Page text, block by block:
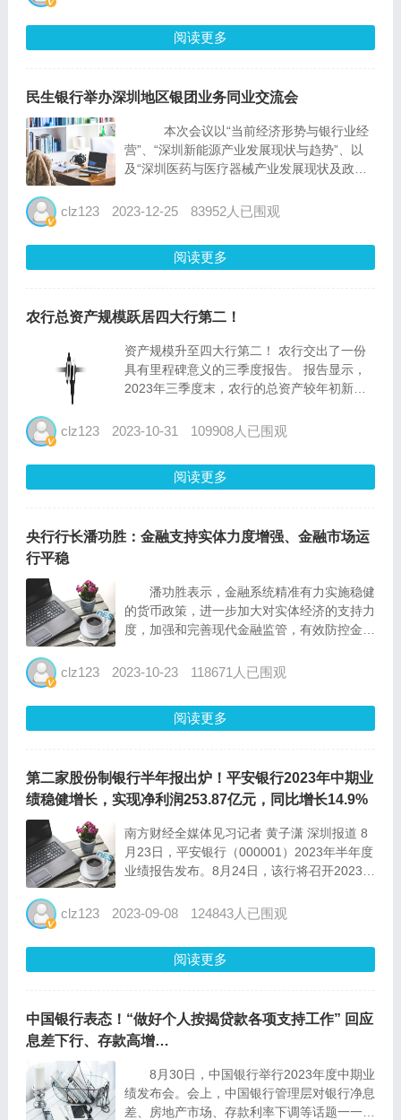
...
阅读更多
民生银行举办深圳地区银团业务同业交流会
本次会议以“当前经济形势与银行业经
营”、“深圳新能源产业发展现状与趋势”、以
及“深圳医药与医疗器械产业发展现状及政
济和深圳特色产业开展分享和交流。各家银行
clz123 2023-12-25 83952人已围观
阅读更多
农行总资产规模跃居四大行第二！
资产规模升至四大行第二！ 农行交出了一份
具有里程碑意义的三季度报告。 报告显示，
2023年三季度末，农行的总资产较年初新增
四大行第二位。 金融机构的资产，对应着实
金融服务实体...
clz123 2023-10-31 109908人已围观
阅读更多
央行行长潘功胜：金融支持实体力度增强、金融市场运
行平稳
潘功胜表示，金融系统精准有力实施稳健
的货币政策，进一步加大对实体经济的支持力
度，加强和完善现代金融监管，有效防控金融
放，切实改进金融服务，金融行业整体稳健，
工作取得新进展。 ...
clz123 2023-10-23 118671人已围观
阅读更多
第二家股份制银行半年报出炉！平安银行2023年中期业
绩稳健增长，实现净利润253.87亿元，同比增长14.9%
南方财经全媒体见习记者 黄子潇 深圳报道 8
月23日，平安银行（000001）2023年半年度
业绩报告发布。8月24日，该行将召开2023年
实现营业收入886.10亿元，同比下降3.7%；
clz123 2023-09-08 124843人已围观
阅读更多
中国银行表态！“做好个人按揭贷款各项支持工作” 回应
息差下行、存款高增…
8月30日，中国银行举行2023年度中期业
绩发布会。会上，中国银行管理层对银行净息
差、房地产市场、存款利率下调等话题一一作